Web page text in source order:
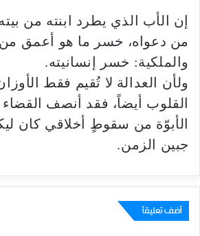
إن الأب الذي يطرد ابنته من
من دعواه، خسر ما هو أعمق من
والملكية: خسر إنسانيته.
ولأن العدالة لا تُقيم فقط
القلوب أيضاً، فقد أنصف القضاء
الأبوّة من سقوطٍ أخلاقي كان
جبين الزمن.
أضف تعليقاً